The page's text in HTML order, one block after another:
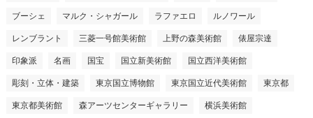
ブーシェ マルク・シャガール ラファエロ ルノワール
レンブラント 三菱一号館美術館 上野の森美術館 俵屋宗達
印象派 名画 国宝 国立新美術館 国立西洋美術館
彫刻・立体・建築 東京国立博物館 東京国立近代美術館 東京都
東京都美術館 森アーツセンターギャラリー 横浜美術館